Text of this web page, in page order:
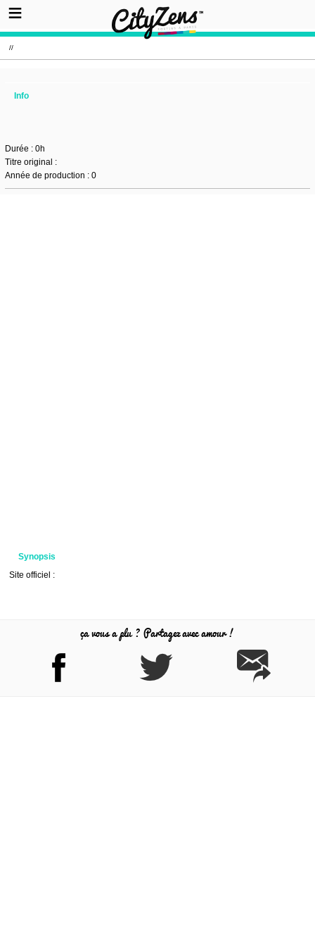
//
Info
Durée : 0h
Titre original :
Année de production : 0
Synopsis
Site officiel :
ça vous a plu ? Partagez avec amour !